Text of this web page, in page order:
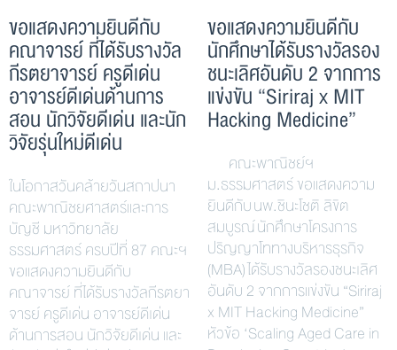
ขอแสดงความยินดีกับ
คณาจารย์ ที่ได้รับรางวัล
กีรตยาจารย์ ครูดีเด่น
อาจารย์ดีเด่นด้านการ
สอน นักวิจัยดีเด่น และนัก
วิจัยรุ่นใหม่ดีเด่น
ในโอกาสวันคล้ายวันสถาปนา
คณะพาณิชยศาสตร์และการ
บัญชี มหาวิทยาลัย
ธรรมศาสตร์ ครบปีที่ 87 คณะฯ
ขอแสดงความยินดีกับ
คณาจารย์ ที่ได้รับรางวัลกีรตยา
จารย์ ครูดีเด่น อาจารย์ดีเด่น
ด้านการสอน นักวิจัยดีเด่น และ
ขอแสดงความยินดีกับ
นักศึกษาได้รับรางวัลรอง
ชนะเลิศอันดับ 2 จากการ
แข่งขัน “Siriraj x MIT
Hacking Medicine”
คณะพาณิชย์ฯ
ม.ธรรมศาสตร์ ขอแสดงความ
ยินดีกับ นพ.ชินะโชติ ลิขิต
สมบูรณ์ นักศึกษาโครงการ
ปริญญาโททางบริหารธุรกิจ
(MBA) ได้รับรางวัลรองชนะเลิศ
อันดับ 2 จากการแข่งขัน “Siriraj
x MIT Hacking Medicine”
หัวข้อ ‘Scaling Aged Care in